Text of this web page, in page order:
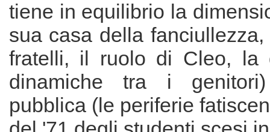
tiene in equilibrio la
sua casa della
fratelli, il ruolo di Cleo, la
dinamiche tra i
pubblica (le periferie